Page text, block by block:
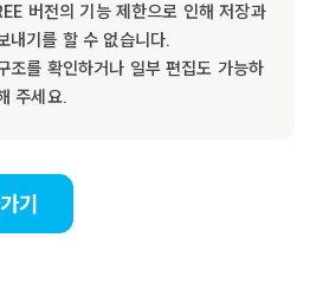
버전의 기능 제한으로 인해 저장과
내기를 할 수 없습니다.
조를 확인하거나 일부 편집도 가능하
주세요.
기